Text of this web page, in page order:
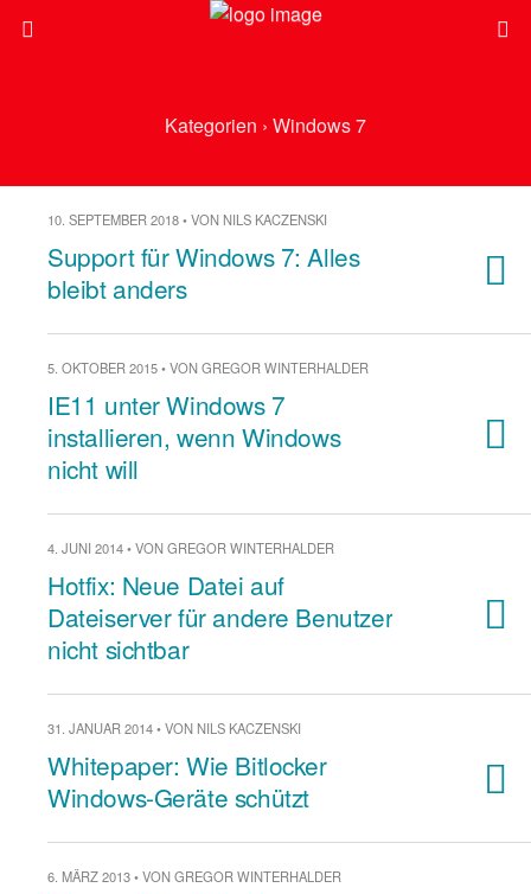
Kategorien › Windows 7
10. SEPTEMBER 2018 • VON NILS KACZENSKI
Support für Windows 7: Alles
bleibt anders
5. OKTOBER 2015 • VON GREGOR WINTERHALDER
IE11 unter Windows 7
installieren, wenn Windows
nicht will
4. JUNI 2014 • VON GREGOR WINTERHALDER
Hotfix: Neue Datei auf
Dateiserver für andere Benutzer
nicht sichtbar
31. JANUAR 2014 • VON NILS KACZENSKI
Whitepaper: Wie Bitlocker
Windows-Geräte schützt
6. MÄRZ 2013 • VON GREGOR WINTERHALDER